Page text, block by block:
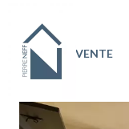
VENTE